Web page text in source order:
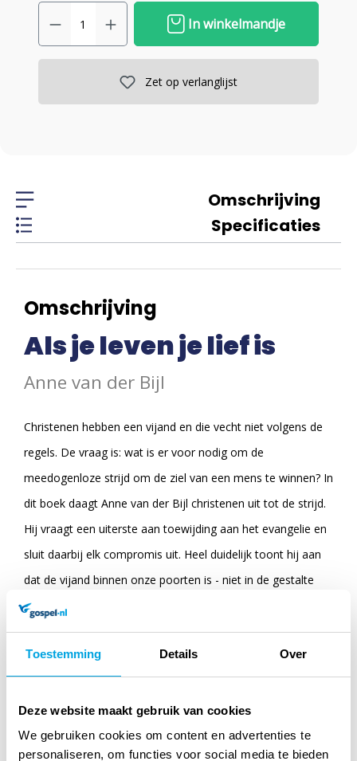
Toestemming Details Over
Deze website maakt gebruik van cookies
We gebruiken cookies om content en advertenties te
personaliseren, om functies voor social media te bieden
In winkelmandje
Zet op verlanglijst
Omschrijving
Specificaties
Omschrijving
Als je leven je lief is
Anne van der Bijl
Christenen hebben een vijand en die vecht niet volgens de
regels. De vraag is: wat is er voor nodig om de
meedogenloze strijd om de ziel van een mens te winnen? In
dit boek daagt Anne van der Bijl christenen uit tot de strijd.
Hij vraagt een uiterste aan toewijding aan het evangelie en
sluit daarbij elk compromis uit. Heel duidelijk toont hij aan
dat de vijand binnen onze poorten is - niet in de gestalte
van het communisme of de islam, maar in de gestalte van
onze apathie, onverschilligheid en luiheid. Hij vraagt zich af
of het leven ons als christenen zó lief is, dat wij ons leven
niet in die strijd durven wagen.